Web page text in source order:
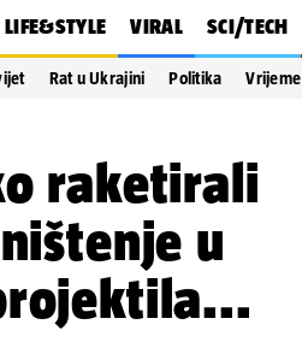
LIFE&STYLE VIRAL SCI/TECH
Rat u Ukrajini Politika Vrijeme
raketirali
u